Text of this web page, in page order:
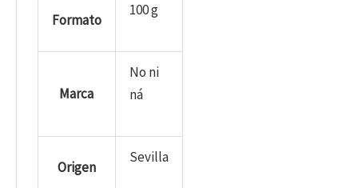
Formato
100 g
Marca
No ni
ná
Origen
Sevilla